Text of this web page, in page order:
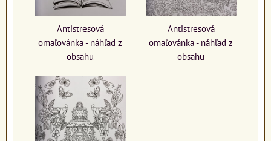
Antistresová
omaľovánka - náhľad z
obsahu
Antistresová
omaľovánka - náhľad z
obsahu